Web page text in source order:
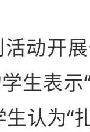
动开
生表
生认为“